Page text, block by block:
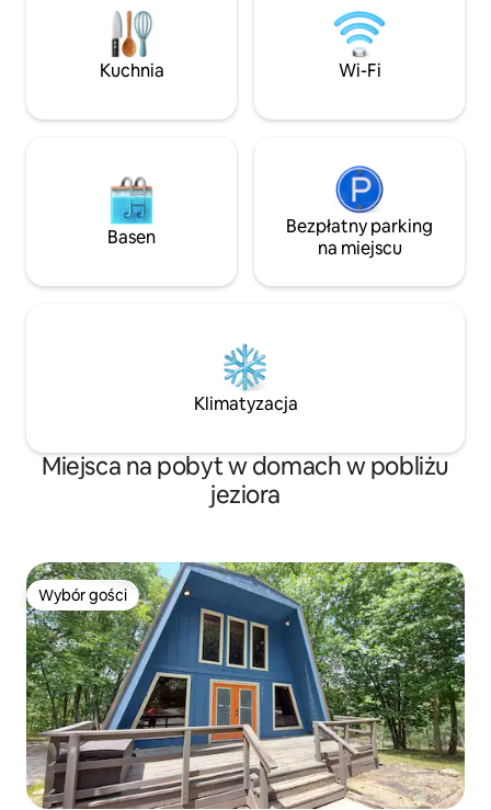
Sinking Creek, 9-hektarowego jeziora do
ryb i farma o powierzchni 400 akrów do
zwiedzania! Aby uzyskać dodatkowe
zakwaterowanie, sprawdź The
potoku dostępny również na Airbnb.
Mnóstwo
i rekreacji oraz
które z
Zapytaj o nasze
przyjazne dla
Kuchnia Wi-Fi
Basen
Bezpłatny parking
na miejscu
Klimatyzacja
Miejsca na pobyt w domach w pobliżu
jeziora
Wybór gości
Wybór gości